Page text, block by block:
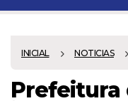
INICIAL NOTICIAS
Prefeitura